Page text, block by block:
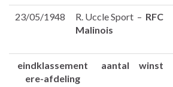
23/05/1948 R. Uccle Sport – RFC
Malinois
eindklassement
ere-afdeling
aantal winst